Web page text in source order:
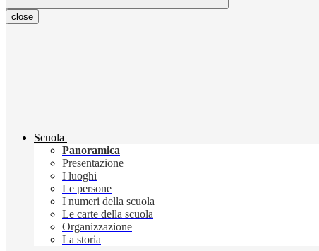
close
Scuola
Panoramica
Presentazione
I luoghi
Le persone
I numeri della scuola
Le carte della scuola
Organizzazione
La storia